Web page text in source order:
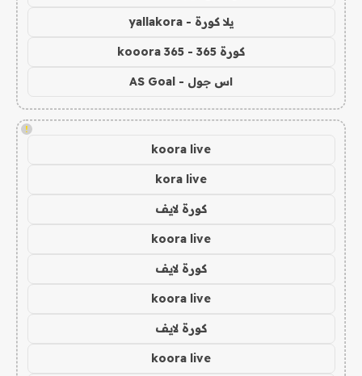
يلا كورة - yallakora
كورة 365 - kooora 365
اس جول - AS Goal
!
koora live
kora live
كورة لايف
koora live
كورة لايف
koora live
كورة لايف
koora live